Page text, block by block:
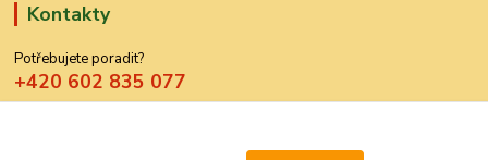
Kontakty
Potřebujete poradit?
+420 602 835 077